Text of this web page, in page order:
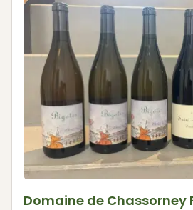
Domaine de Chassorney